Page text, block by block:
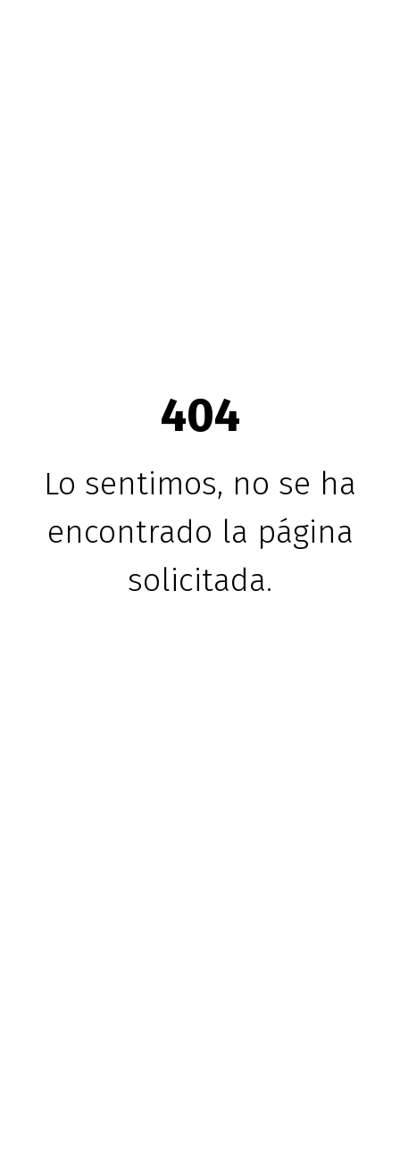
404
Lo sentimos, no se ha
encontrado la página
solicitada.